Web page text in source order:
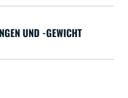
UND -GEWICHT